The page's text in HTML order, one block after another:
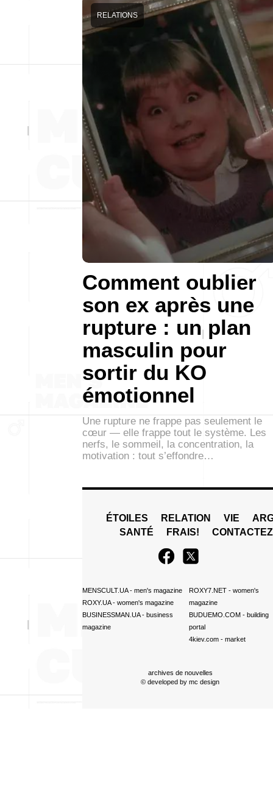
Comment oublier
son ex après une
rupture : un plan
masculin pour
sortir du KO
émotionnel
RELATIONS
Une rupture ne frappe pas seulement le
cœur — elle frappe tout le système. Les
nerfs, le sommeil, la concentration, la
motivation : tout s’effondre…
ÉTOILES RELATION VIE
SANTÉ
FRAIS!
MENSCULT.UA- men's magazine
ROXY.UA- women's magazine
BUSINESSMAN.UA- business
magazine
ROXY7.NET- women's
magazine
BUDUEMO.COM- building
portal
4kiev.com- market
archives de nouvelles
© developed by mc design